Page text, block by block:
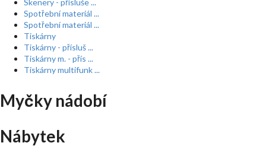
Skenery - přísluše ...
Spotřební materiál ...
Spotřební materiál ...
Tiskárny
Tiskárny - přísluš ...
Tiskárny m. - přís ...
Tiskárny multifunk ...
Myčky nádobí
Nábytek